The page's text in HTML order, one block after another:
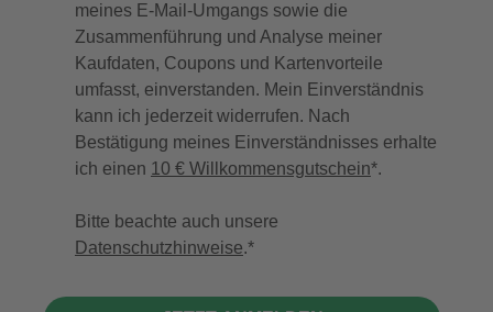
meines E-Mail-Umgangs sowie die
Zusammenführung und Analyse meiner
Kaufdaten, Coupons und Kartenvorteile
umfasst, einverstanden. Mein Einverständnis
kann ich jederzeit widerrufen. Nach
Bestätigung meines Einverständnisses erhalte
ich einen 10 € Willkommensgutschein*.
Bitte beachte auch unsere
Datenschutzhinweise.